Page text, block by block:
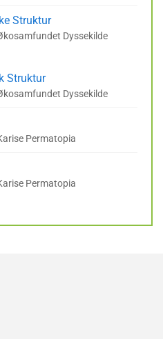
Struktur
Dyssekilde
Struktur
Dyssekilde
Permatopia
Permatopia